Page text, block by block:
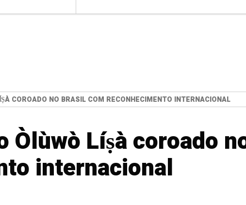
COROADO NO BRASIL COM RECONHECIMENTO INTERNACIONAL
Òlùwò Líṣà coroado
internacional